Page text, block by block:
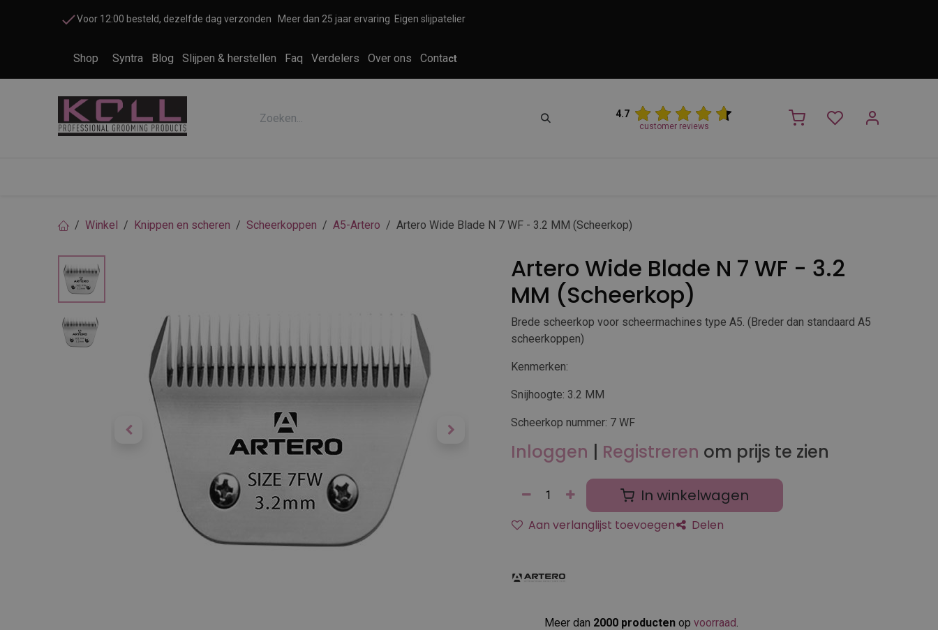
Voor 12:00 besteld, dezelfde dag verzonden Meer dan 25 jaar ervaring Eigen slijpatelier
Shop Syntra Blog Slijpen & herstellen Faq Verdelers Over ons Contact
4.7
customer reviews
Winkel Knippen en scheren Scheerkoppen A5-Artero Artero Wide Blade N 7 WF - 3.2 MM (Scheerkop)
Artero Wide Blade N 7 WF - 3.2
MM (Scheerkop)
Brede scheerkop voor scheermachines type A5. (Breder dan standaard A5
scheerkoppen)
Kenmerken:
Snijhoogte: 3.2 MM
Scheerkop nummer: 7 WF
Inloggen | Registreren om prijs te zien
In winkelwagen
Aan verlanglijst toevoegen Delen
Meer dan 2000 producten op voorraad